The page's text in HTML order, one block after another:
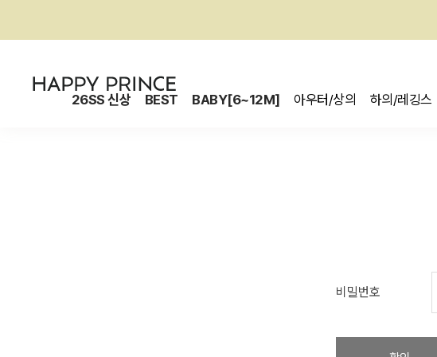
26SS 신상 BEST BABY[6~12M] 아우터/상의 하의/레깅스
비밀번호